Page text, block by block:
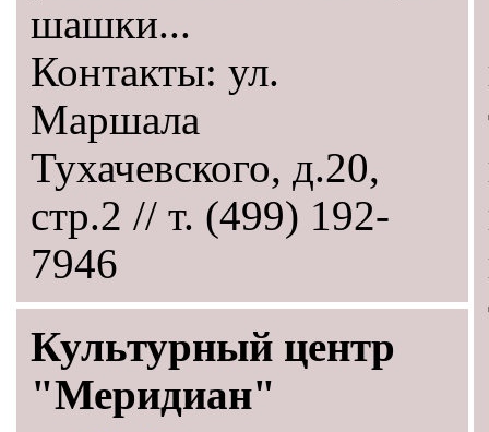
шашки...
Контакты: ул.
Маршала
Тухачевского, д.20,
стр.2 // т. (499) 192-
7946
Культурный центр
"Меридиан"